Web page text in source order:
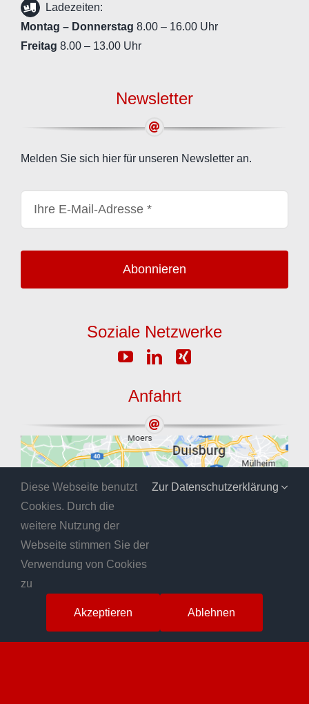
Ladezeiten:
Montag – Donnerstag 8.00 – 16.00 Uhr
Freitag 8.00 – 13.00 Uhr
Newsletter
Melden Sie sich hier für unseren Newsletter an.
Abonnieren
Soziale Netzwerke
Anfahrt
Diese Webseite benutzt
Cookies. Durch die
weitere Nutzung der
Webseite stimmen Sie der
Verwendung von Cookies
zu
Zur Datenschutzerklärung
Akzeptieren Ablehnen